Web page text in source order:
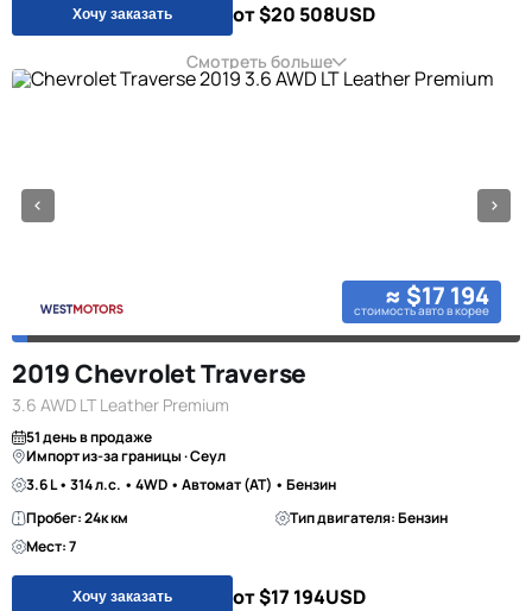
Хочу заказать от $20 508USD
Смотреть больше
≈ $17 194
стоимость авто в корее
2019 Chevrolet Traverse
3.6 AWD LT Leather Premium
51 день в продаже
Импорт из-за границы · Сеул
3.6 L • 314 л.с. • 4WD • Автомат (AT) • Бензин
Пробег: 24к км
Тип двигателя: Бензин
Мест: 7
Хочу заказать от $17 194USD